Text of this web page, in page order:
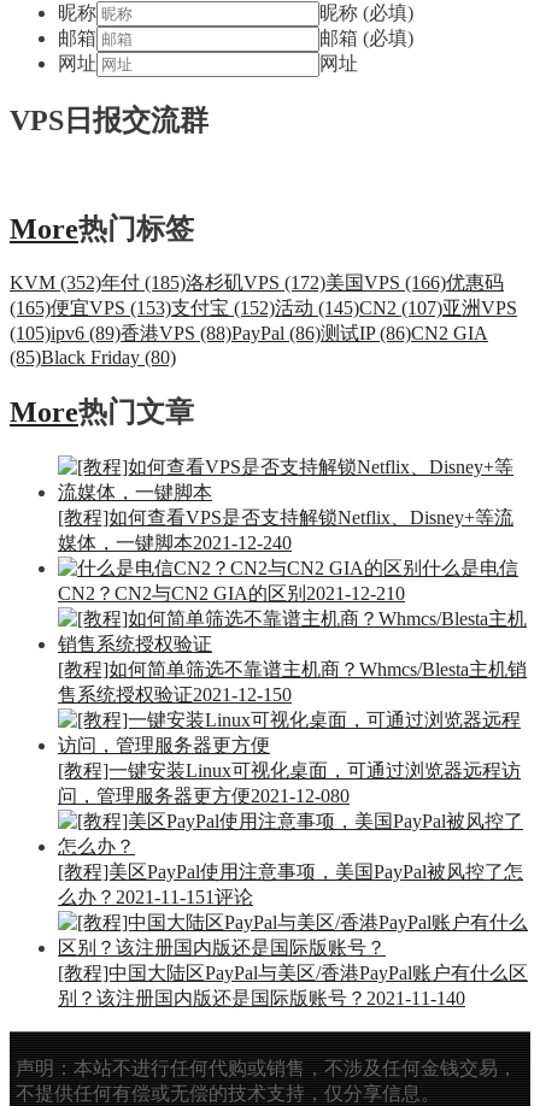
昵称
昵称 (必填)
邮箱
邮箱 (必填)
网址
网址
VPS日报交流群
More热门标签
KVM (352)年付 (185)洛杉矶VPS (172)美国VPS (166)优惠码
(165)便宜VPS (153)支付宝 (152)活动 (145)CN2 (107)亚洲VPS
(105)ipv6 (89)香港VPS (88)PayPal (86)测试IP (86)CN2 GIA
(85)Black Friday (80)
More热门文章
[教程]如何查看VPS是否支持解锁Netflix、Disney+等流
媒体，一键脚本2021-12-240
什么是电信
CN2？CN2与CN2 GIA的区别 2021-12-210
[教程]如何简单筛选不靠谱主机商？Whmcs/Blesta主机销
售系统授权验证2021-12-150
[教程]一键安装Linux可视化桌面，可通过浏览器远程访
问，管理服务器更方便2021-12-080
[教程]美区PayPal使用注意事项，美国PayPal被风控了怎
么办？ 2021-11-151评论
[教程]中国大陆区PayPal与美区/香港PayPal账户有什么区
别？该注册国内版还是国际版账号？ 2021-11-140
声明：本站不进行任何代购或销售，不涉及任何金钱交易，
不提供任何有偿或无偿的技术支持，仅分享信息。